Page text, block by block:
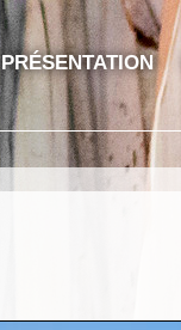
PRÉSENTATION